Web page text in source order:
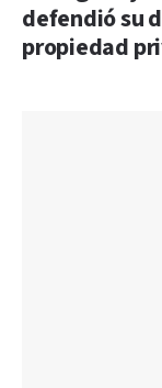
defendió su
propiedad